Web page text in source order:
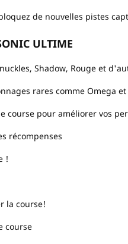
de nouvelles pistes
ULTIME
Shadow, Rouge et
rares comme Omega et
course pour améliorer vos
récompenses
!
la course!
course